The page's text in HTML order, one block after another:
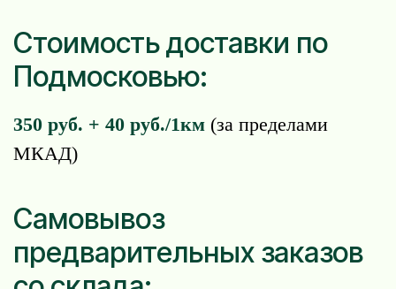
Стоимость доставки по
Подмосковью:
350 руб. + 40 руб./1км (за пределами
МКАД)
Самовывоз
предварительных заказов